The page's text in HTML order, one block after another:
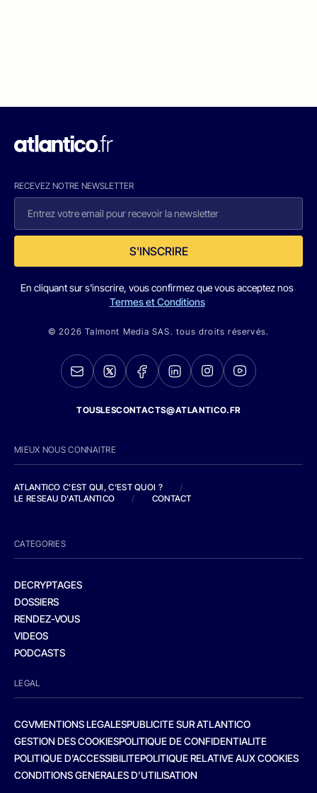
RECEVEZ NOTRE NEWSLETTER
S'INSCRIRE
En cliquant sur s'inscrire, vous confirmez que vous acceptez nos
Termes et Conditions
© 2026 Talmont Media SAS. tous droits réservés.
TOUSLESCONTACTS@ATLANTICO.FR
MIEUX NOUS CONNAITRE
ATLANTICO C'EST QUI, C'EST QUOI ?
/
LE RESEAU D'ATLANTICO
/ CONTACT
CATEGORIES
DECRYPTAGES
DOSSIERS
RENDEZ-VOUS
VIDEOS
PODCASTS
LEGAL
CGVMENTIONS LEGALESPUBLICITE SUR ATLANTICO
GESTION DES COOKIESPOLITIQUE DE CONFIDENTIALITE
POLITIQUE D’ACCESSIBILITEPOLITIQUE RELATIVE AUX COOKIES
CONDITIONS GENERALES D’UTILISATION